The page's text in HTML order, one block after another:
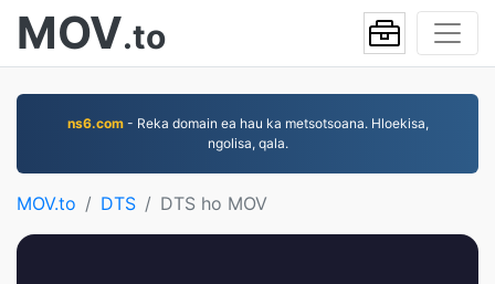
MOV.to
ns6.com- Reka domain ea hau ka metsotsoana. Hloekisa,
ngolisa, qala.
MOV.to DTS DTS ho MOV